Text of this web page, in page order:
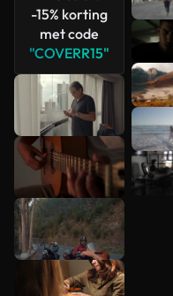
-15% korting
met code
"COVERR15"